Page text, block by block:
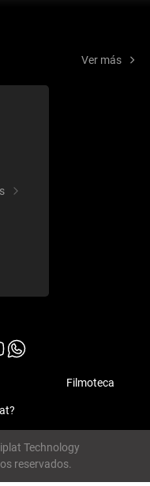
Ver más
Filmoteca
Technology
reservados.